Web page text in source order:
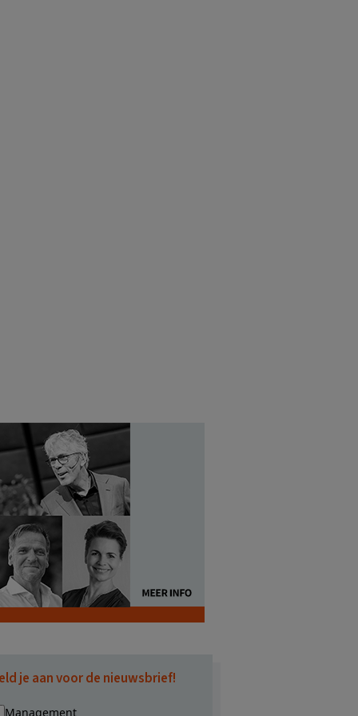
je aan voor de nieuwsbrief!
Management